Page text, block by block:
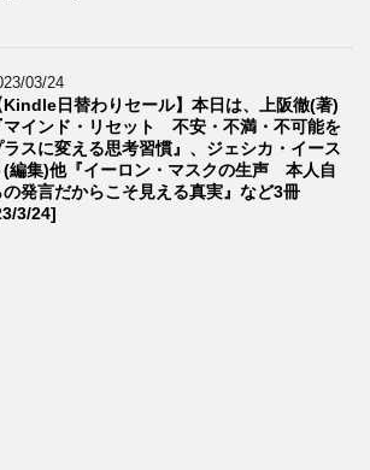
03/24
Kindle日替わりセール】本日は、上阪徹(著)
マインド・リセット 不安・不満・不可能を
ラスに変える思考習慣』、ジェシカ・イース
(編集)他『イーロン・マスクの生声 本人自
の発言だからこそ見える真実』など3冊
3/24]